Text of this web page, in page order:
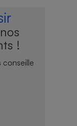
!
conseille